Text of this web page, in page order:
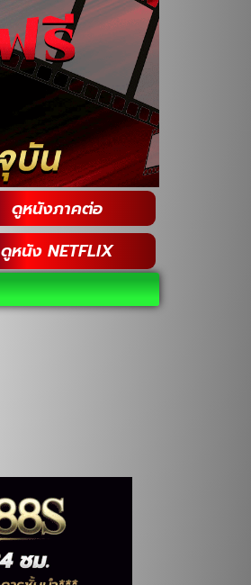
ดูหนังภาคต่อ
ดูหนัง NETFLIX